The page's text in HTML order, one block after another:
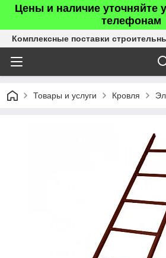
Цены и наличие уточняйте
телефонам
Комплексные поставки
Товары и услуги Кровля